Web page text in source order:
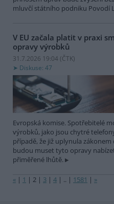
mluvčí státního podniku Povodí
V EU začala platit v praxi
opravy výrobků
31.7.2026 19:04 (ČTK)
Diskuse: 47
Evropská komise. Spotřebitelé
výrobků, jako jsou chytré
případě, že již uplynula
budou muset tyto opravy
přiměřené lhůtě.
« | 1 | 2 | 3 | 4 | .. | 1581 | »